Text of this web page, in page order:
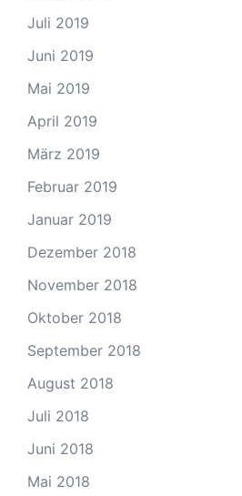
Juli 2019
Juni 2019
Mai 2019
April 2019
März 2019
Februar 2019
Januar 2019
Dezember 2018
November 2018
Oktober 2018
September 2018
August 2018
Juli 2018
Juni 2018
Mai 2018